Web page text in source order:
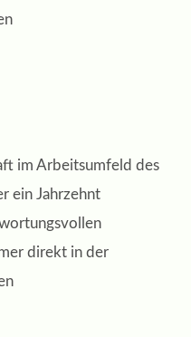
im Arbeitsumfeld des
ein Jahrzehnt
direkt in der